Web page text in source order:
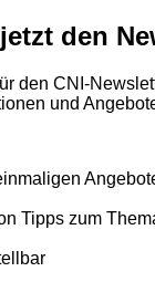
den
den CNI-
und
Tipps zum